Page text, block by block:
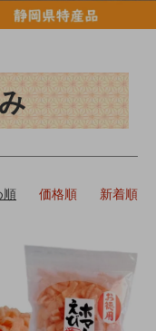
順 価格順 新着順